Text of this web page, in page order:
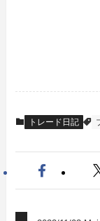
トレード日記